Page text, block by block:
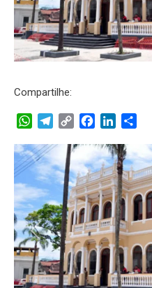
Compartilhe:
WhatsApp
Telegram
Copy
FacebookLinkedIn
Anterior